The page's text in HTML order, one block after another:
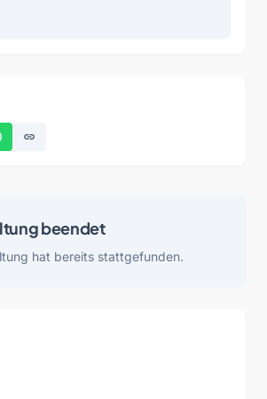
link
beendet
hat bereits stattgefunden.